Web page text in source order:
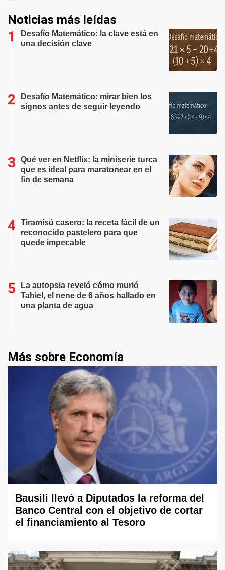
Noticias más leídas
Desafío Matemático: la clave está en
una decisión clave
Desafío Matemático: mirar bien los
signos antes de seguir leyendo
Qué ver en Netflix: la miniserie turca
que es ideal para maratonear en el
fin de semana
Tiramisú casero: la receta fácil de un
reconocido pastelero para que
quede impecable
La autopsia reveló cómo murió
Tahiel, el nene de 6 años hallado en
una planta de agua
Más sobre Economía
Bausili llevó a Diputados la reforma del
Banco Central con el objetivo de cortar
el financiamiento al Tesoro